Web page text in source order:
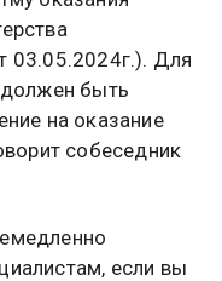
03.05.2024г.). Для
должен быть
на оказание
собеседник
если вы